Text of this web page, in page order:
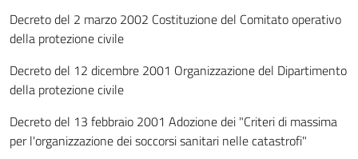
Decreto del 2 marzo 2002 Costituzione del Comitato operativo
della protezione civile
Decreto del 12 dicembre 2001 Organizzazione del Dipartimento
della protezione civile
Decreto del 13 febbraio 2001 Adozione dei "Criteri di massima
per l'organizzazione dei soccorsi sanitari nelle catastrofi"